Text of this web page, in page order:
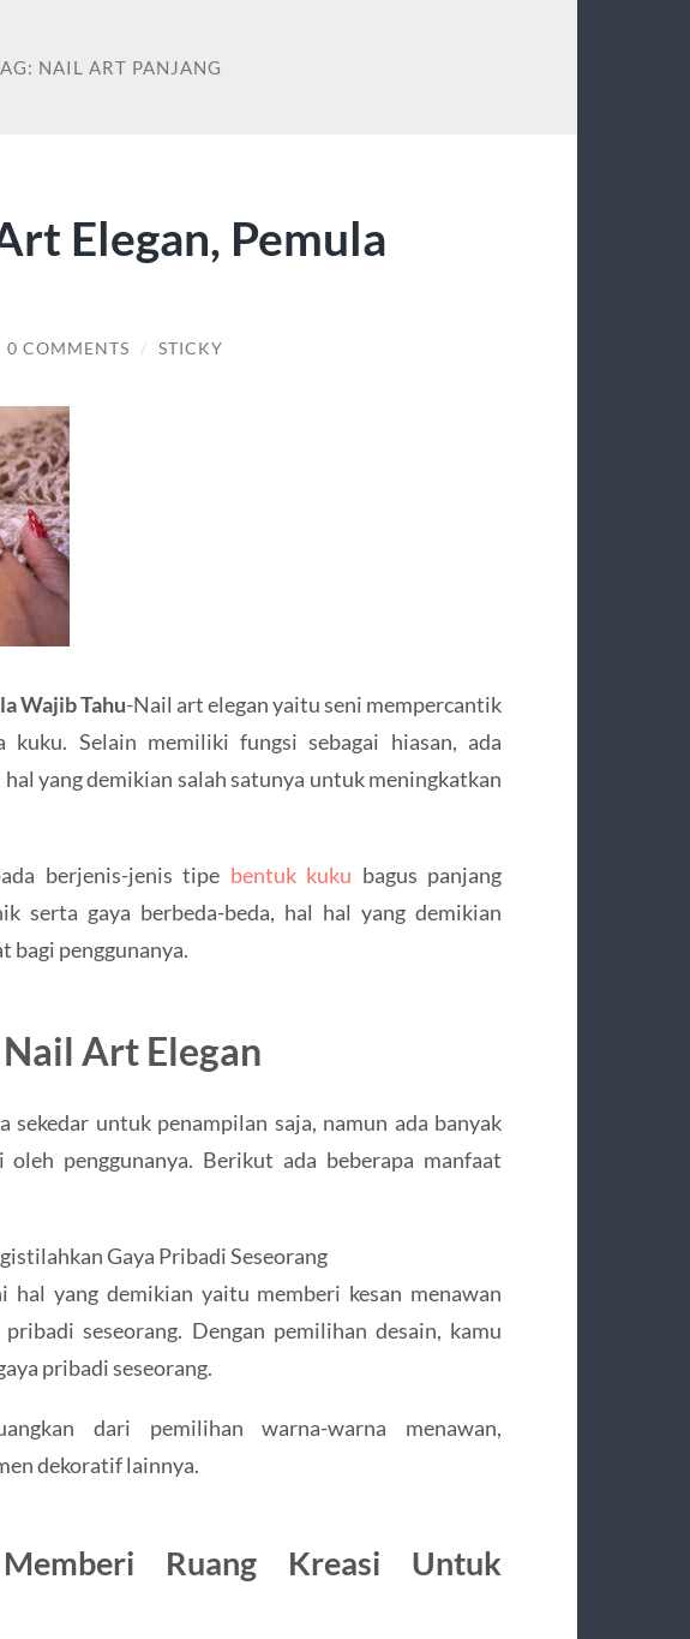
NAIL ART PANJANG
Elegan, Pemula
0 COMMENTS / STICKY
Wajib Tahu-Nail art elegan yaitu seni mempercantik
Selain memiliki fungsi sebagai hiasan, ada
yang demikian salah satunya untuk meningkatkan
berjenis-jenis tipe bentuk kuku bagus panjang
serta gaya berbeda-beda, hal hal yang demikian
bagi penggunanya.
Art Elegan
sekedar untuk penampilan saja, namun ada banyak
penggunanya. Berikut ada beberapa manfaat
Gaya Pribadi Seseorang
hal yang demikian yaitu memberi kesan menawan
seseorang. Dengan pemilihan desain, kamu
pribadi seseorang.
dari pemilihan warna-warna menawan,
dekoratif lainnya.
Ruang Kreasi Untuk